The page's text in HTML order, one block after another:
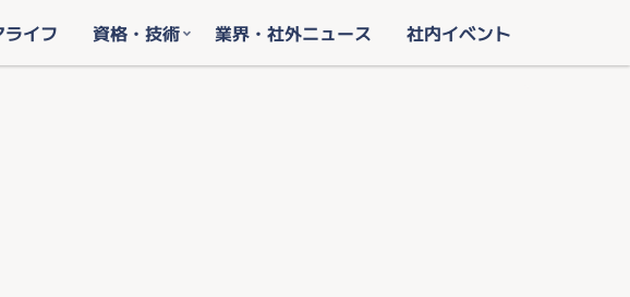
イフ 資格・技術 業界・社外ニュース 社内イベント